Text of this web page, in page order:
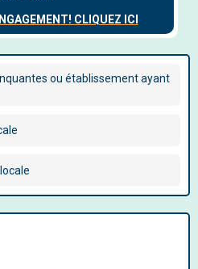
ou établissement ayant